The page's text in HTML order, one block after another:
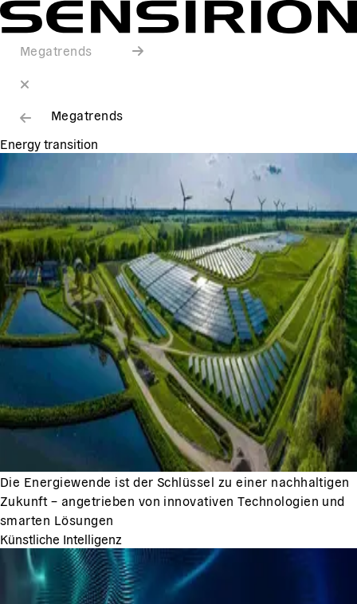
Megatrends
Megatrends
Energy transition
Die Energiewende ist der Schlüssel zu einer nachhaltigen
Zukunft – angetrieben von innovativen Technologien und
smarten Lösungen
Künstliche Intelligenz